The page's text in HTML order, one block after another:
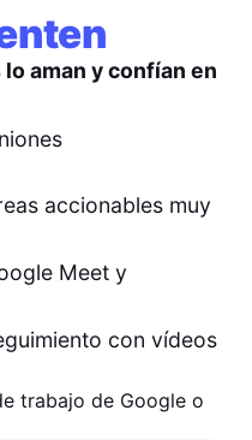
aman y confían en
accionables muy
Meet y
con vídeos
trabajo de Google o